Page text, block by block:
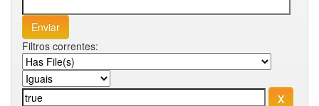
Filtros correntes: